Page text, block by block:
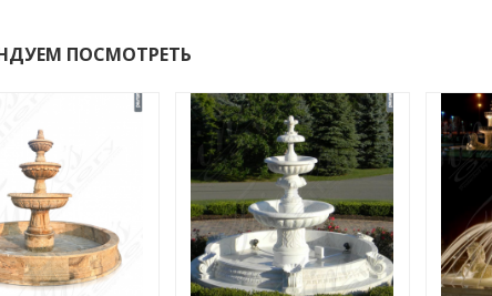
ПОСМОТРЕТЬ